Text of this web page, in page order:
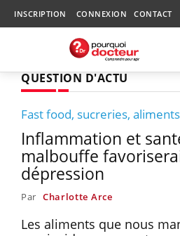
INSCRIPTION CONNEXION CONTACT
QUESTION D'ACTU
Fast food, sucreries,
Inflammation et
malbouffe
dépression
Par Charlotte Arce
Les aliments que nous